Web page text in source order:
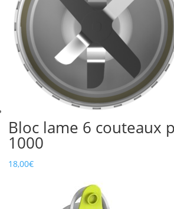
Bloc lame 6 couteaux
1000
18,00€